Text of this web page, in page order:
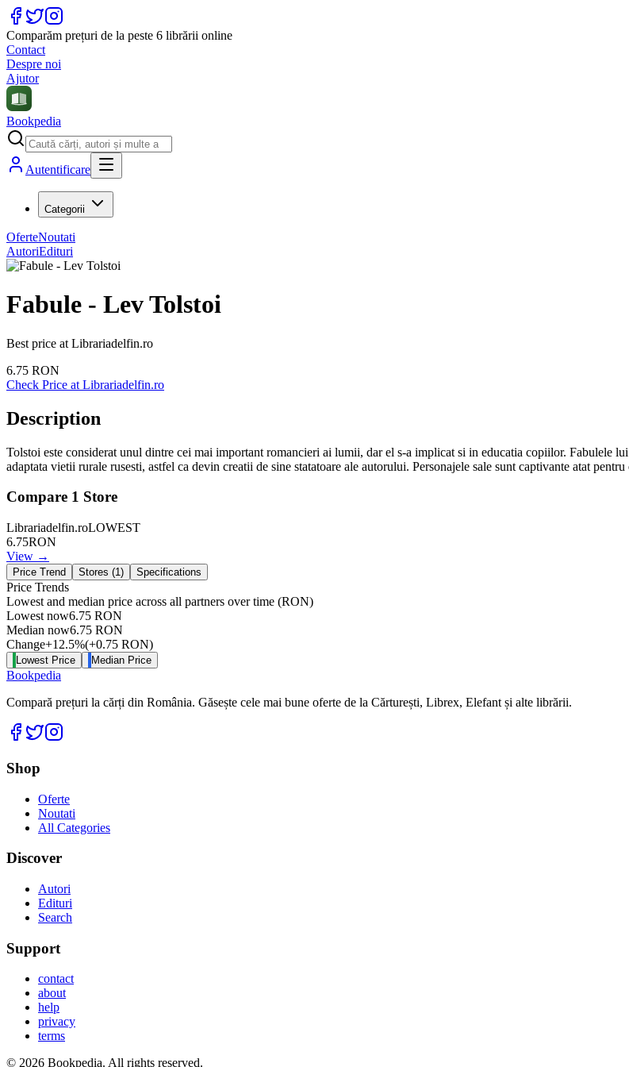
Comparăm prețuri de la peste 6 librării online
Contact
Despre noi
Ajutor
Bookpedia
Autentificare
Categorii
OferteNoutati
AutoriEdituri
Fabule - Lev Tolstoi
Best price at Librariadelfin.ro
6.75 RON
Check Price at Librariadelfin.ro
Description
Tolstoi este considerat unul dintre cei mai important romancieri ai lumii, dar el s-a implicat si in educatia copiilor. Fabulele
adaptata vietii rurale rusesti, astfel ca devin creatii de sine statatoare ale autorului. Personajele sale sunt captivante atat
Compare 1 Store
Librariadelfin.roLOWEST
6.75RON
View →
Price Trend Stores (1) Specifications
Price Trends
Lowest and median price across all partners over time (RON)
Lowest now6.75 RON
Median now6.75 RON
Change+12.5%(+0.75 RON)
Lowest Price Median Price
Bookpedia
Compară prețuri la cărți din România. Găsește cele mai bune oferte de la Cărturești, Librex, Elefant și alte librării.
Facebook
Twitter
Shop
Oferte
Noutati
All Categories
Discover
Autori
Edituri
Search
Support
contact
about
help
privacy
terms
© 2026 Bookpedia. All rights reserved.